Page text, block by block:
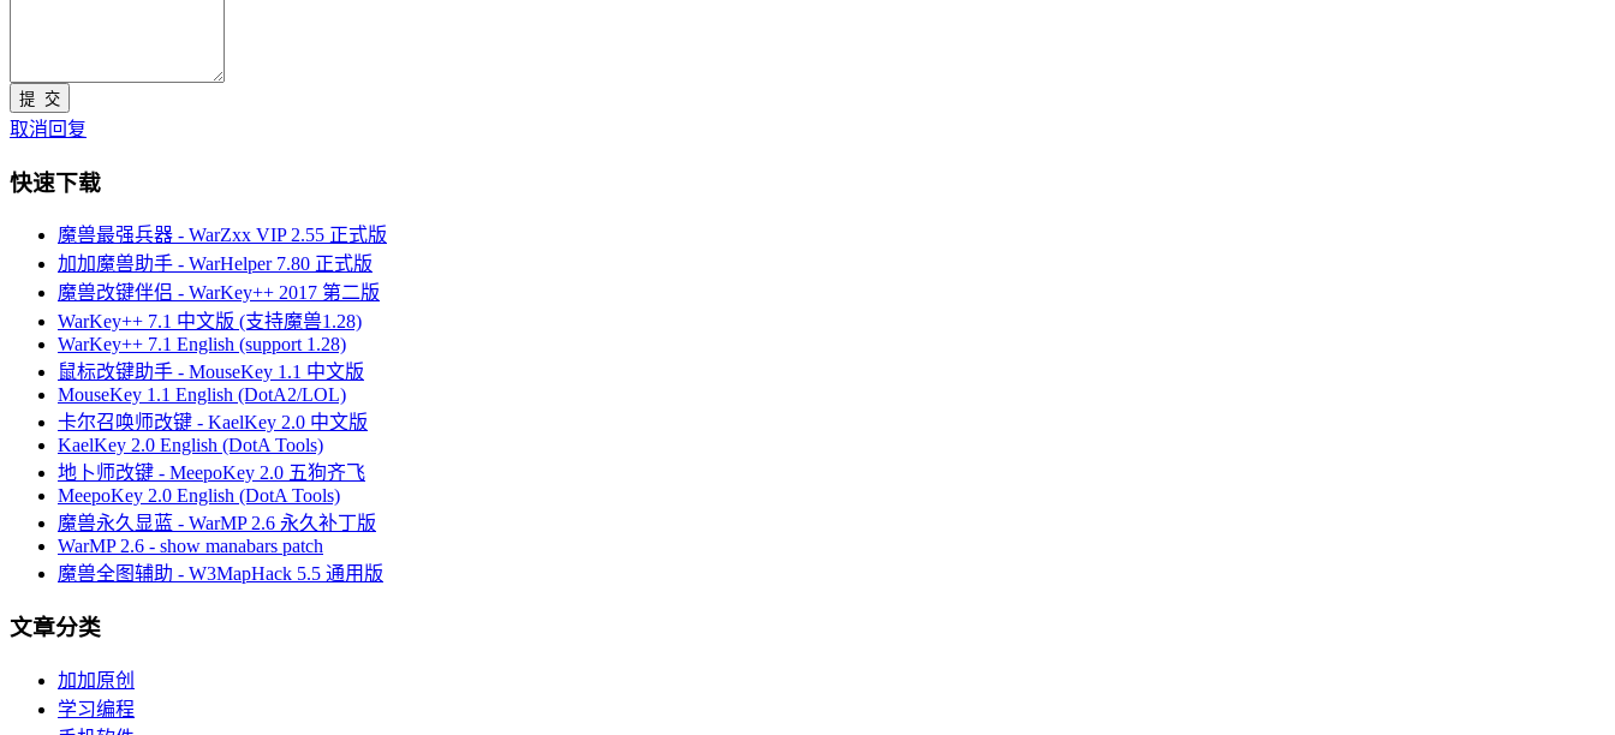
取消回复
快速下载
魔兽最强兵器 - WarZxx VIP 2.55 正式版
加加魔兽助手 - WarHelper 7.80 正式版
魔兽改键伴侣 - WarKey++ 2017 第二版
WarKey++ 7.1 中文版 (支持魔兽1.28)
WarKey++ 7.1 English (support 1.28)
鼠标改键助手 - MouseKey 1.1 中文版
MouseKey 1.1 English (DotA2/LOL)
卡尔召唤师改键 - KaelKey 2.0 中文版
KaelKey 2.0 English (DotA Tools)
地卜师改键 - MeepoKey 2.0 五狗齐飞
MeepoKey 2.0 English (DotA Tools)
魔兽永久显蓝 - WarMP 2.6 永久补丁版
WarMP 2.6 - show manabars patch
魔兽全图辅助 - W3MapHack 5.5 通用版
文章分类
加加原创
学习编程